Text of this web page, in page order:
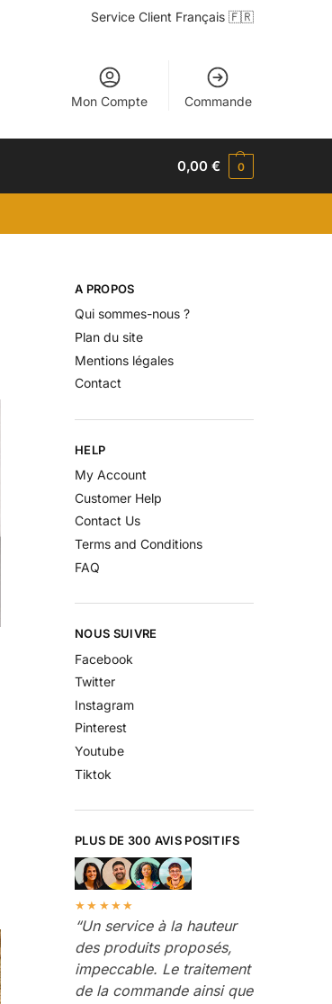
Service Client Français 🇫🇷
Mon Compte Commande
0,00€ 0
A PROPOS
Qui sommes-nous ?
Plan du site
Mentions légales
Contact
HELP
My Account
Customer Help
Contact Us
Terms and Conditions
FAQ
NOUS SUIVRE
Facebook
Twitter
Instagram
Pinterest
Youtube
Tiktok
PLUS DE 300 AVIS POSITIFS
★★★★★
“Un service à la hauteur
des produits proposés,
impeccable. Le traitement
de la commande ainsi que